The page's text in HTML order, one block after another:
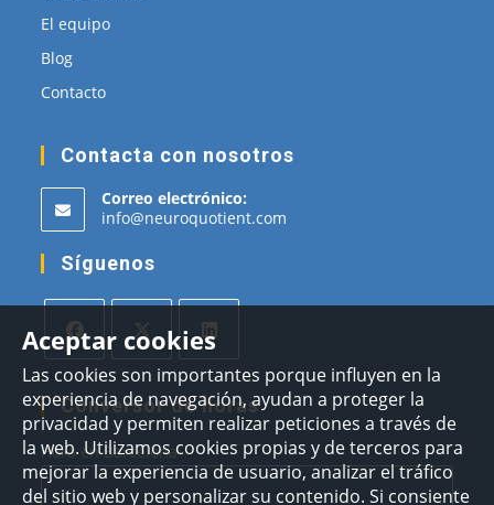
Aceptar cookies
Las cookies son importantes porque influyen en la
experiencia de navegación, ayudan a proteger la
privacidad y permiten realizar peticiones a través de
la web. Utilizamos cookies propias y de terceros para
mejorar la experiencia de usuario, analizar el tráfico
del sitio web y personalizar su contenido. Si consiente
El equipo
Blog
Contacto
Contacta con nosotros
Correo electrónico:
info@neuroquotient.com
Síguenos
Se
abre
en
una
nueva
Se
abre
en
una
nueva
Se
abre
en
una
nueva
Conversor de horas
Hora en Barcelona